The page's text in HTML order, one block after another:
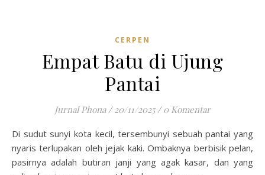
CERPEN
Empat Batu di Ujung
Pantai
Jurnal Phona / 20/11/2025 / 0 Komentar
Di sudut sunyi kota kecil, tersembunyi sebuah pantai yang
nyaris terlupakan oleh jejak kaki. Ombaknya berbisik pelan,
pasirnya adalah butiran janji yang agak kasar, dan yang